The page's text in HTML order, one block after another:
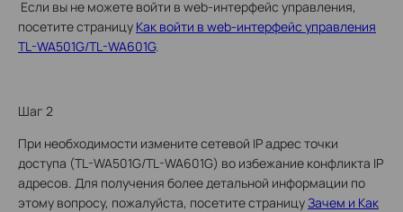
Если вы не можете войти в web-интерфейс управления,
посетите страницу Как войти в web-интерфейс управления
TL-WA501G/TL-WA601G.
Шаг 2
При необходимости измените сетевой IP адрес точки
доступа (TL-WA501G/TL-WA601G) во избежание конфликта IP
адресов. Для получения более детальной информации по
этому вопросу, пожалуйста, посетите страницуЗачем и Как